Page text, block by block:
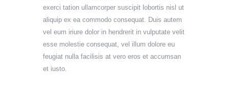
exerci tation ullamcorper suscipit lobortis nisl ut
aliquip ex ea commodo consequat. Duis autem
vel eum iriure dolor in hendrerit in vulputate velit
esse molestie consequat, vel illum dolore eu
feugiat nulla facilisis at vero eros et accumsan
et iusto.